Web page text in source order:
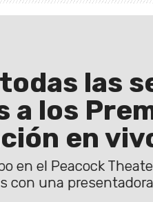
las
a los
en
en el Peacock
con una